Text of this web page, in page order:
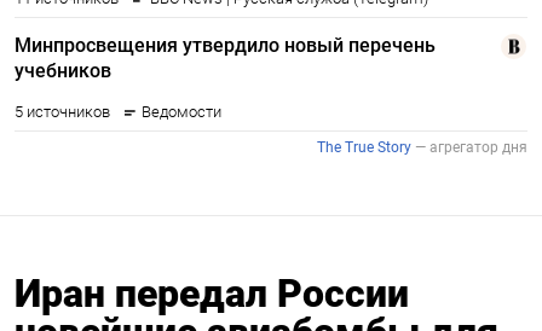
Иран передал России